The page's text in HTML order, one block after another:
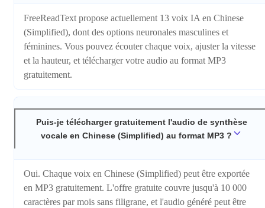
FreeReadText propose actuellement 13 voix IA en Chinese
(Simplified), dont des options neuronales masculines et
féminines. Vous pouvez écouter chaque voix, ajuster la vitesse
et la hauteur, et télécharger votre audio au format MP3
gratuitement.
Puis-je télécharger gratuitement l'audio de synthèse
vocale en Chinese (Simplified) au format MP3 ?
Oui. Chaque voix en Chinese (Simplified) peut être exportée
en MP3 gratuitement. L'offre gratuite couvre jusqu'à 10 000
caractères par mois sans filigrane, et l'audio généré peut être